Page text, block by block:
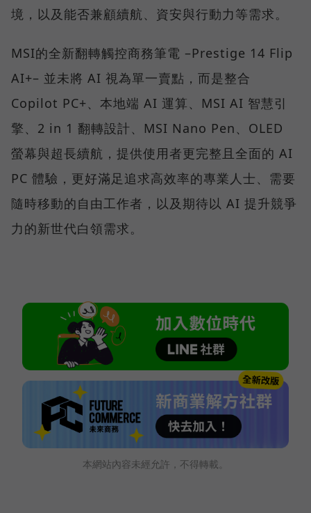
境，以及能否兼顧續航、資安與行動力等需求。
MSI的全新翻轉觸控商務筆電 –Prestige 14 Flip
AI+– 並未將 AI 視為單一賣點，而是整合
Copilot PC+、本地端 AI 運算、MSI AI 智慧引
擎、2 in 1 翻轉設計、MSI Nano Pen、OLED
螢幕與超長續航，提供使用者更完整且全面的 AI
PC 體驗，更好滿足追求高效率的專業人士、需要
隨時移動的自由工作者，以及期待以 AI 提升競爭
力的新世代白領需求。
本網站內容未經允許，不得轉載。